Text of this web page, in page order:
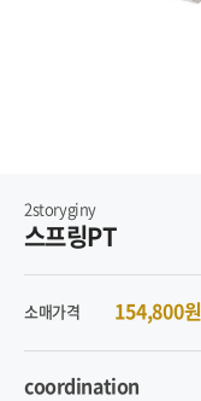
2storyginy
스프링PT
소매가격 154,800원
coordination